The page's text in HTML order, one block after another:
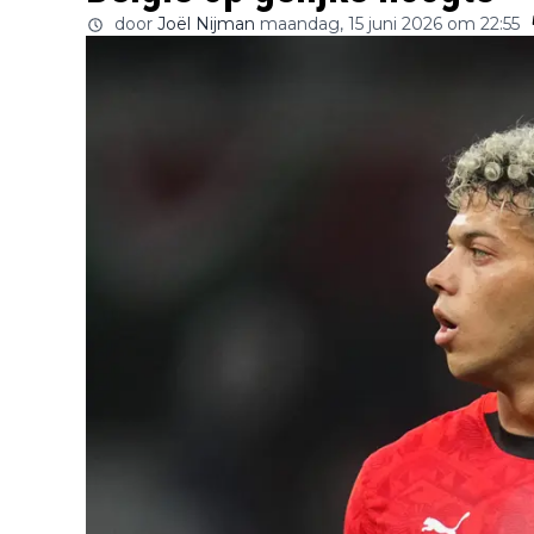
door Joël Nijman maandag, 15 juni 2026 om 22:55